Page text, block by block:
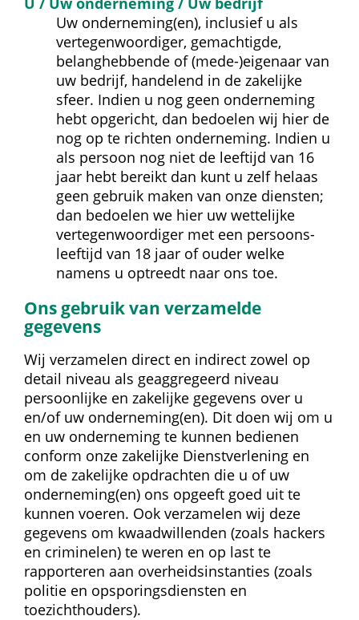
Uw onderneming(en), inclusief u als
vertegenwoordiger, gemachtigde,
belanghebbende of (mede-)eigenaar van
uw bedrijf, handelend in de zakelijke
sfeer. Indien u nog geen onderneming
hebt opgericht, dan bedoelen wij hier de
nog op te richten onderneming. Indien u
als persoon nog niet de leeftijd van 16
jaar hebt bereikt dan kunt u zelf helaas
geen gebruik maken van onze diensten;
dan bedoelen we hier uw wettelijke
vertegenwoordiger met een persoons­
leeftijd van 18 jaar of ouder welke
namens u optreedt naar ons toe.
Ons gebruik van verzamelde
gegevens
Wij verzamelen direct en indirect zowel op
detail niveau als geaggregeerd niveau
persoonlijke en zakelijke gegevens over u
en/of uw onderneming(en). Dit doen wij om u
en uw onderneming te kunnen bedienen
conform onze zakelijke Dienstverlening en
om de zakelijke opdrachten die u of uw
onderneming(en) ons opgeeft goed uit te
kunnen voeren. Ook verzamelen wij deze
gegevens om kwaadwillenden (zoals hackers
en criminelen) te weren en op last te
rapporteren aan overheidsinstanties (zoals
politie en opsporingsdiensten en
toezichthouders).